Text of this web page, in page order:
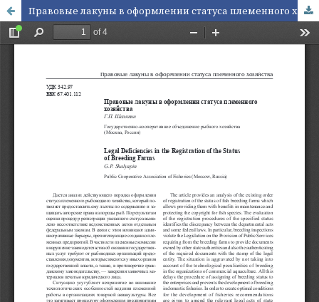
Правовые лакуны в оформлении статуса племенного хозяйства